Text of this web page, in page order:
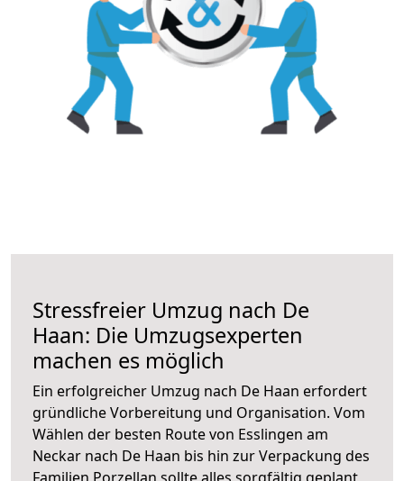
Stressfreier Umzug nach De
Haan: Die Umzugsexperten
machen es möglich
Ein erfolgreicher Umzug nach De Haan erfordert
gründliche Vorbereitung und Organisation. Vom
Wählen der besten Route von Esslingen am
Neckar nach De Haan bis hin zur Verpackung des